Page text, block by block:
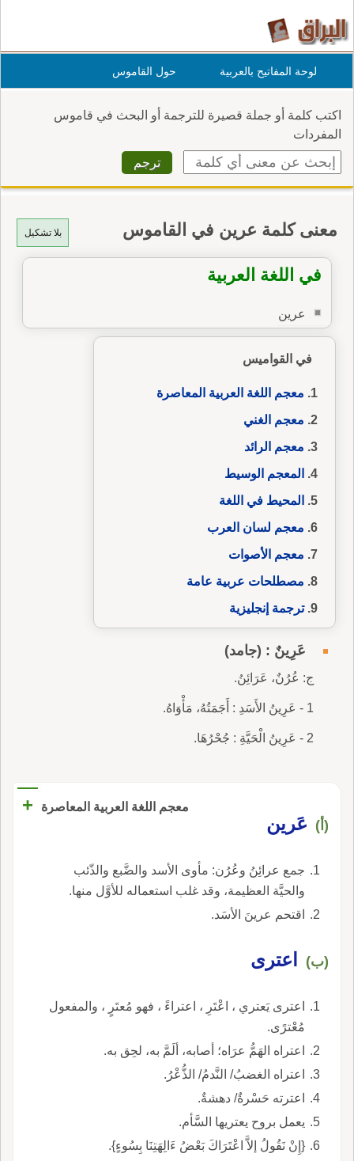
لوحة المفاتيح بالعربية حول القاموس
اكتب كلمة أو جملة قصيرة للترجمة أو البحث في قاموس
المفردات
بلا تشكيل معنى كلمة عرين في القاموس
في اللغة العربية
عرين
في القواميس
معجم اللغة العربية المعاصرة
معجم الغني
معجم الرائد
المعجم الوسيط
المحيط في اللغة
معجم لسان العرب
معجم الأصوات
مصطلحات عربية عامة
ترجمة إنجليزية
عَرِينٌ : (جامد)
ج: عُرُنٌ، عَرَائِنُ.
1 - عَرِينُ الأَسَدِ : أَجَمَتُهُ، مَأْوَاهُ.
2 - عَرِينُ الْحَيَّةِ : جُحْرُهَا.
معجم اللغة العربية المعاصرة +
(أ) عَرين
جمع عرائِنُ وعُرُن: مأوى الأسد والضَّبع والذّئب
والحيَّة العظيمة، وقد غلب استعماله للأوَّل منها.
اقتحم عرينَ الأسَد.
(ب) اعترى
اعترى يَعتري ، اعْتَرِ ، اعتراءً ، فهو مُعتَرٍ ، والمفعول
مُعْترًى.
اعتراه الهَمُّ عرَاه؛ أصابه، ألَمَّ به، لحِق به.
اعتراه الغضبُ/ النَّدمُ/ الذُّعْرُ.
اعترته حَسْرةٌ/ دهشةٌ.
يعمل بروح يعتريها السَّأم.
{إِنْ نَقُولُ إلاَّ اعْتَرَاكَ بَعْضُ ءَالِهَتِنَا بِسُوءٍ}.